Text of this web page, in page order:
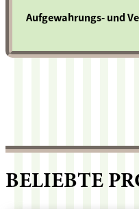
Aufgewahrungs- und
BELIEBTE